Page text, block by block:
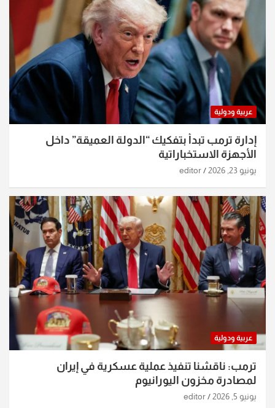
عربية ودولية
إدارة ترمب تبدأ بتفكيك “الدولة العميقة” داخل
الأجهزة الاستخباراتية
يونيو 23, 2026 editor
عربية ودولية
ترمب: ناقشنا تنفيذ عملية عسكرية في إيران
لمصادرة مخزون اليورانيوم
يونيو 5, 2026 editor